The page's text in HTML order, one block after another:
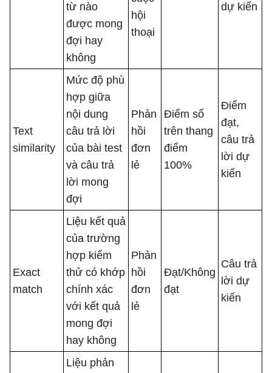
từ nào
được mong
đợi hay
không
hội
thoại
dự kiến
Text
similarity
Mức độ phù
hợp giữa
nội dung
câu trả lời
của bài test
và câu trả
lời mong
đợi
Phản
hồi
đơn
lẻ
Điểm số
trên thang
điểm
100%
Điểm
đạt,
câu trả
lời dự
kiến
Exact
match
Liệu kết quả
của trường
hợp kiểm
thử có khớp
chính xác
với kết quả
mong đợi
hay không
Phản
hồi
đơn
lẻ
Đạt/Không
đạt
Câu trả
lời dự
kiến
Liệu phản